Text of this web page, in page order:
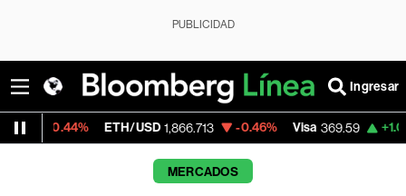
PUBLICIDAD
Ingresar
ETH/USD 1,866.713 -0.46% Visa 369.59 +1.07%
MERCADOS